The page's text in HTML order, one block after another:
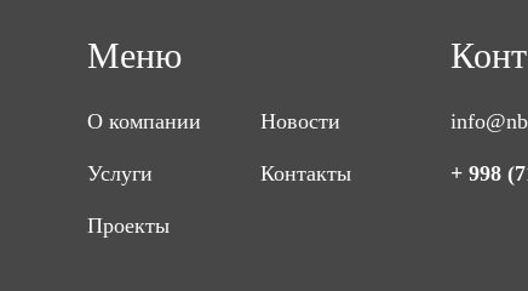
Меню
О компании
Услуги
Проекты
Новости
Контакты + 998